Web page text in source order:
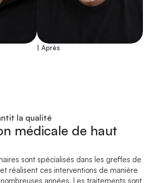
| Après
la qualité
médicale de haut
sont spécialisés dans les greffes de
réalisent ces interventions de manière
années. Les traitements sont